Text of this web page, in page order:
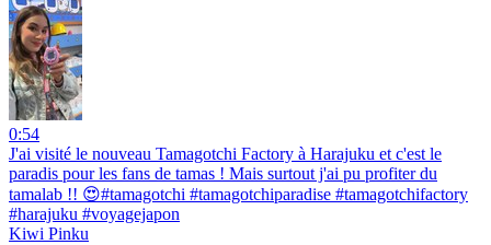
0:54
J'ai visité le nouveau Tamagotchi Factory à Harajuku et c'est le
paradis pour les fans de tamas ! Mais surtout j'ai pu profiter du
tamalab !! 😍#tamagotchi #tamagotchiparadise #tamagotchifactory
#harajuku #voyagejapon
Kiwi Pinku